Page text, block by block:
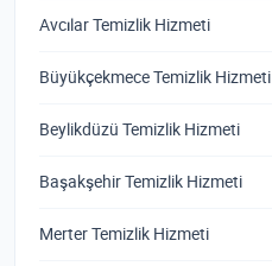
Avcılar Temizlik Hizmeti
Büyükçekmece Temizlik Hizmeti
Beylikdüzü Temizlik Hizmeti
Başakşehir Temizlik Hizmeti
Merter Temizlik Hizmeti